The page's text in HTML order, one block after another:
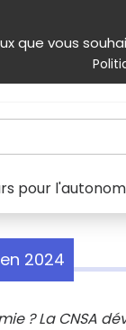
que vous
& services
pour
2024
? La CNSA